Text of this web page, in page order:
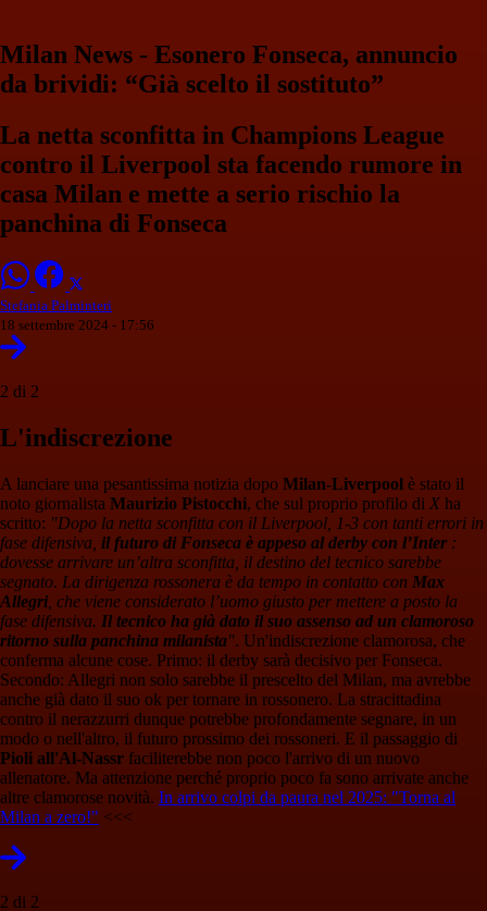
Milan News - Esonero Fonseca, annuncio
da brividi: “Già scelto il sostituto”
La netta sconfitta in Champions League
contro il Liverpool sta facendo rumore in
casa Milan e mette a serio rischio la
panchina di Fonseca
Stefania Palminteri
18 settembre 2024 - 17:56
2 di 2
L'indiscrezione
A lanciare una pesantissima notizia dopo Milan-Liverpool è stato il
noto giornalista Maurizio Pistocchi, che sul proprio profilo di X ha
scritto: "Dopo la netta sconfitta con il Liverpool, 1-3 con tanti errori in
fase difensiva, il futuro di Fonseca è appeso al derby con l’Inter :
dovesse arrivare un’altra sconfitta, il destino del tecnico sarebbe
segnato. La dirigenza rossonera è da tempo in contatto con Max
Allegri , che viene considerato l’uomo giusto per mettere a posto la
fase difensiva. Il tecnico ha già dato il suo assenso ad un clamoroso
ritorno sulla panchina milanista". Un'indiscrezione clamorosa, che
conferma alcune cose. Primo: il derby sarà decisivo per Fonseca.
Secondo: Allegri non solo sarebbe il prescelto del Milan, ma avrebbe
anche già dato il suo ok per tornare in rossonero. La stracittadina
contro il nerazzurri dunque potrebbe profondamente segnare, in un
modo o nell'altro, il futuro prossimo dei rossoneri. E il passaggio di
Pioli all'Al-Nassr faciliterebbe non poco l'arrivo di un nuovo
allenatore. Ma attenzione perché proprio poco fa sono arrivate anche
altre clamorose novità. In arrivo colpi da paura nel 2025: "Torna al
Milan a zero!" <<<
2 di 2